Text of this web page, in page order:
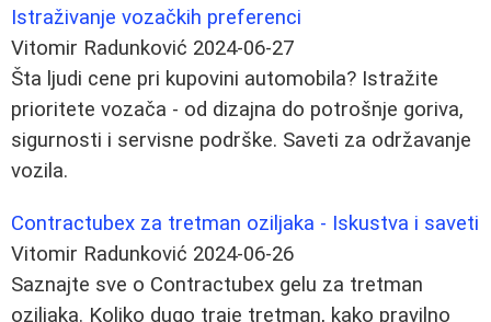
Istraživanje vozačkih preferenci
Vitomir Radunković 2024-06-27
Šta ljudi cene pri kupovini automobila? Istražite
prioritete vozača - od dizajna do potrošnje goriva,
sigurnosti i servisne podrške. Saveti za održavanje
vozila.
Contractubex za tretman oziljaka - Iskustva i saveti
Vitomir Radunković 2024-06-26
Saznajte sve o Contractubex gelu za tretman
oziljaka. Koliko dugo traje tretman, kako pravilno